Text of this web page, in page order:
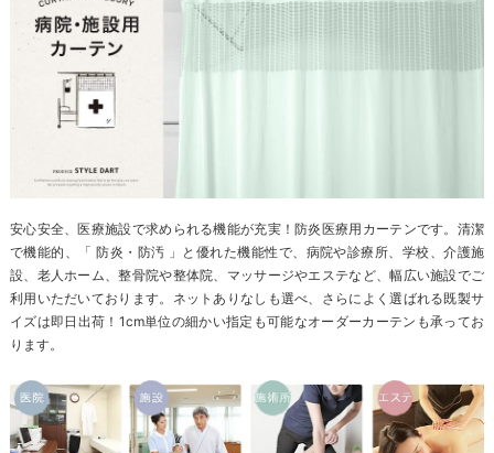
安心安全、医療施設で求められる機能が充実！防炎医療用カーテンです。清潔
で機能的、「 防炎・防汚 」と優れた機能性で、病院や診療所、学校、介護施
設、老人ホーム、整骨院や整体院、マッサージやエステなど、幅広い施設でご
利用いただいております。ネットありなしも選べ、さらによく選ばれる既製サ
イズは即日出荷！1cm単位の細かい指定も可能なオーダーカーテンも承ってお
ります。